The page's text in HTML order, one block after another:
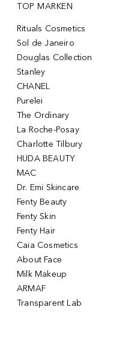
TOP MARKEN
Rituals Cosmetics
Sol de Janeiro
Douglas Collection
Stanley
CHANEL
Purelei
The Ordinary
La Roche-Posay
Charlotte Tilbury
HUDA BEAUTY
MAC
Dr. Emi Skincare
Fenty Beauty
Fenty Skin
Fenty Hair
Caia Cosmetics
About Face
Milk Makeup
ARMAF
Transparent Lab